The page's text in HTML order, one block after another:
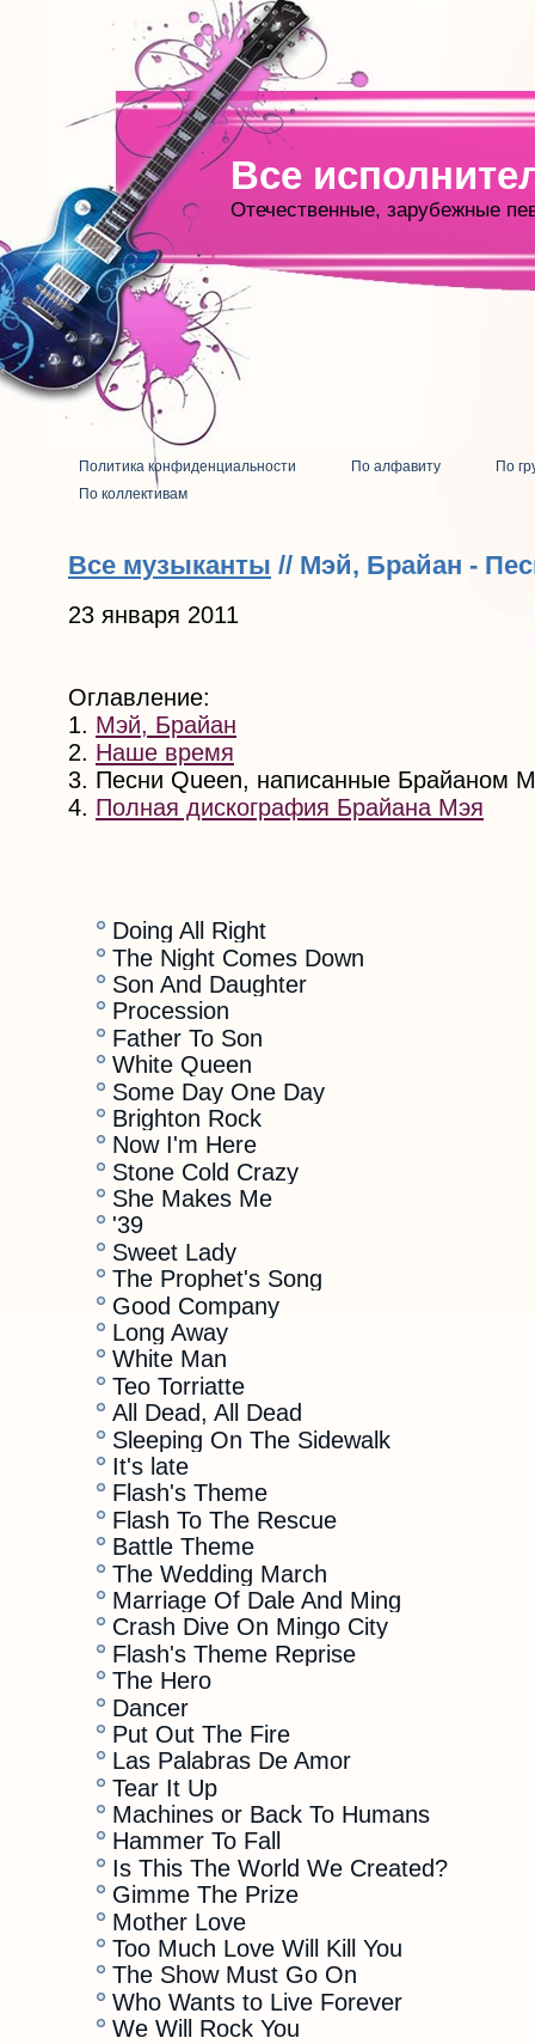
Все
Отечественные, зарубежные
Политика конфиденциальности По алфавиту
По
По коллективам
Все музыканты // Мэй, Брайан -
23 января 2011
Оглавление:
1. Мэй, Брайан
2. Наше время
3. Песни Queen, написанные Брайаном
4. Полная дискография Брайана Мэя
Doing All Right
The Night Comes Down
Son And Daughter
Procession
Father To Son
White Queen
Some Day One Day
Brighton Rock
Now I'm Here
Stone Cold Crazy
She Makes Me
'39
Sweet Lady
The Prophet's Song
Good Company
Long Away
White Man
Teo Torriatte
All Dead, All Dead
Sleeping On The Sidewalk
It's late
Flash's Theme
Flash To The Rescue
Battle Theme
The Wedding March
Marriage Of Dale And Ming
Crash Dive On Mingo City
Flash's Theme Reprise
The Hero
Dancer
Put Out The Fire
Las Palabras De Amor
Tear It Up
Machines or Back To Humans
Hammer To Fall
Is This The World We Created?
Gimme The Prize
Mother Love
Too Much Love Will Kill You
The Show Must Go On
Who Wants to Live Forever
We Will Rock You